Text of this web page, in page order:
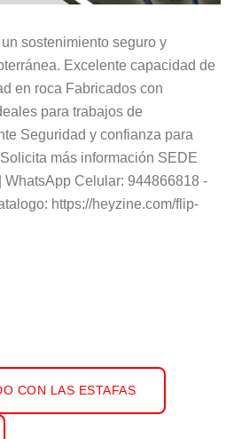
sostenimiento seguro y
Excelente capacidad de
en roca Fabricados con
para trabajos de
Seguridad y confianza para
más información SEDE
WhatsApp Celular: 944866818 -
https://heyzine.com/flip-
CON LAS ESTAFAS